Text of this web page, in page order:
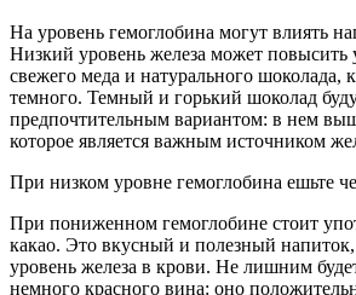
На уровень гемоглобина могут влиять
Низкий уровень железа может повысить
свежего меда и натурального шоколада,
темного. Темный и горький шоколад
предпочтительным вариантом: в нем
которое является важным источником
При низком уровне гемоглобина ешьте
При пониженном гемоглобине стоит
какао. Это вкусный и полезный
уровень железа в крови. Не лишним
немного красного вина: оно